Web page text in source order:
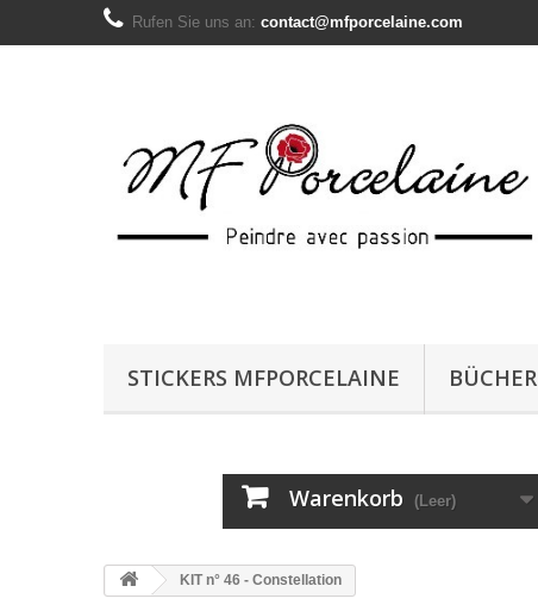
Rufen Sie uns an: contact@mfporcelaine.com
STICKERS MFPORCELAINE BÜCHER
Warenkorb (Leer)
KIT n° 46 - Constellation